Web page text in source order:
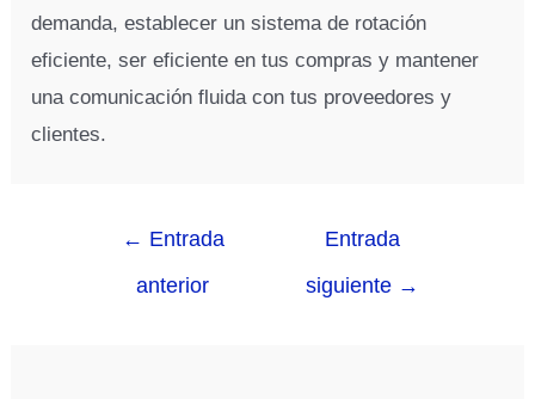
demanda, establecer un sistema de rotación
eficiente, ser eficiente en tus compras y mantener
una comunicación fluida con tus proveedores y
clientes.
← Entrada
anterior
Entrada
siguiente →